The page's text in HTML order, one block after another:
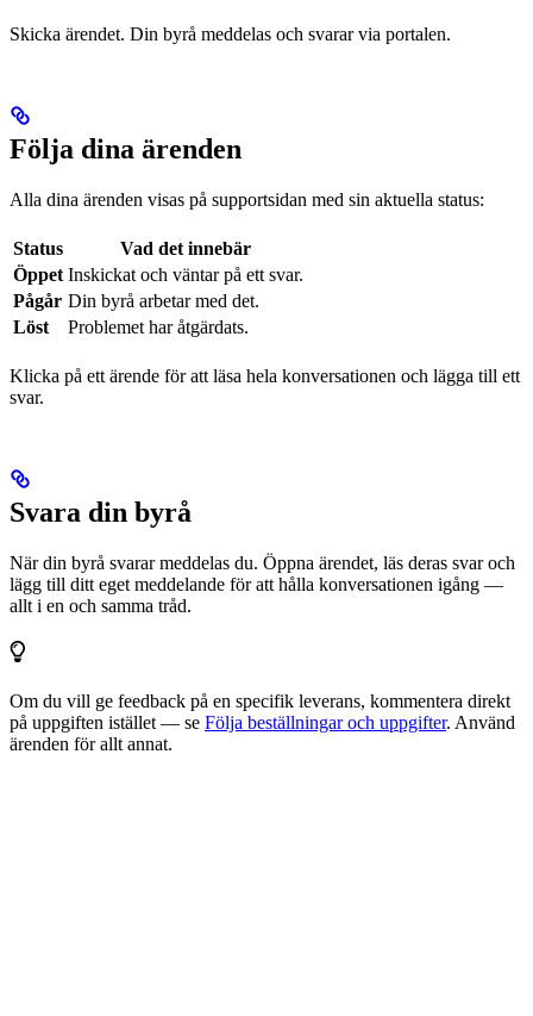
Skicka ärendet. Din byrå meddelas och svarar via portalen.
Följa dina ärenden
Alla dina ärenden visas på supportsidan med sin aktuella status:
Status
Vad det innebär
Öppet Inskickat och väntar på ett svar.
Pågår Din byrå arbetar med det.
Löst
Problemet har åtgärdats.
Klicka på ett ärende för att läsa hela konversationen och lägga till ett
svar.
Svara din byrå
När din byrå svarar meddelas du. Öppna ärendet, läs deras svar och
lägg till ditt eget meddelande för att hålla konversationen igång —
allt i en och samma tråd.
Om du vill ge feedback på en specifik leverans, kommentera direkt
på uppgiften istället — se Följa beställningar och uppgifter. Använd
ärenden för allt annat.